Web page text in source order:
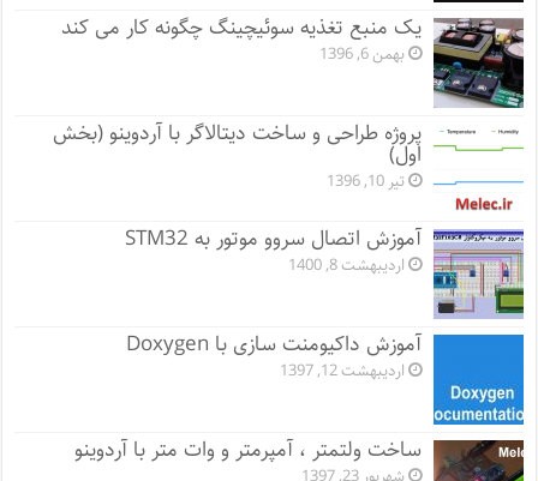
یک منبع تغذیه سوئیچینگ چگونه کار می کند
بهمن 6, 1396
پروژه طراحی و ساخت دیتالاگر با آردوینو (بخش
اول)
تیر 10, 1396
آموزش اتصال سروو موتور به STM32
اردیبهشت 8, 1400
آموزش داکیومنت سازی با Doxygen
اردیبهشت 12, 1397
ساخت ولتمتر ، آمپرمتر و وات متر با آردوینو